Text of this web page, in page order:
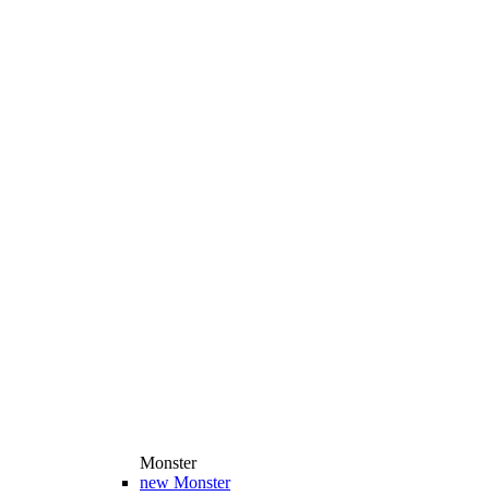
Monster
new Monster